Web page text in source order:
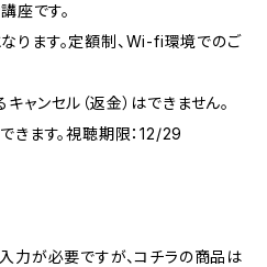
座です。
ります。定額制、Wi-fi環境でのご
ャンセル（返金）はできません。
きます。視聴期限：12/29
力が必要ですが、コチラの商品は